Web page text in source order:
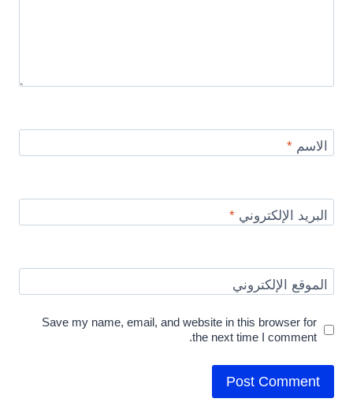
الاسم*
البريد الإلكتروني*
الموقع الإلكتروني
Save my name, email, and website in this browser for
the next time I comment.